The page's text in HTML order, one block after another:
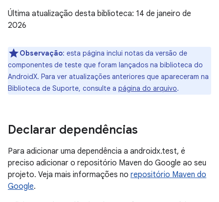
Última atualização desta biblioteca: 14 de janeiro de
2026
Observação: esta página inclui notas da versão de
componentes de teste que foram lançados na biblioteca do
AndroidX. Para ver atualizações anteriores que apareceram na
Biblioteca de Suporte, consulte a página do arquivo.
Declarar dependências
Para adicionar uma dependência a androidx.test, é
preciso adicionar o repositório Maven do Google ao seu
projeto. Veja mais informações no repositório Maven do
Google.